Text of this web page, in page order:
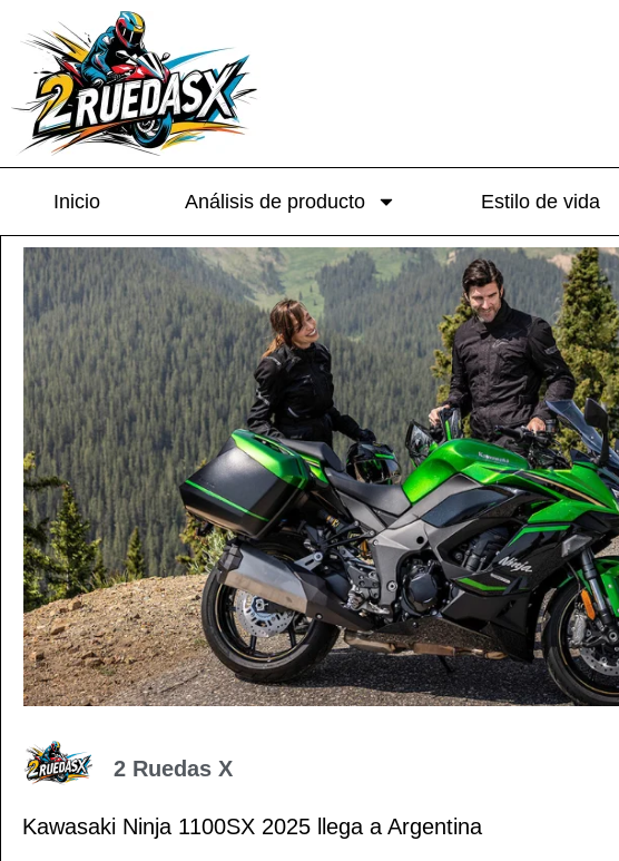
Inicio Análisis de producto Estilo de vida
2 Ruedas X
Kawasaki Ninja 1100SX 2025 llega a Argentina